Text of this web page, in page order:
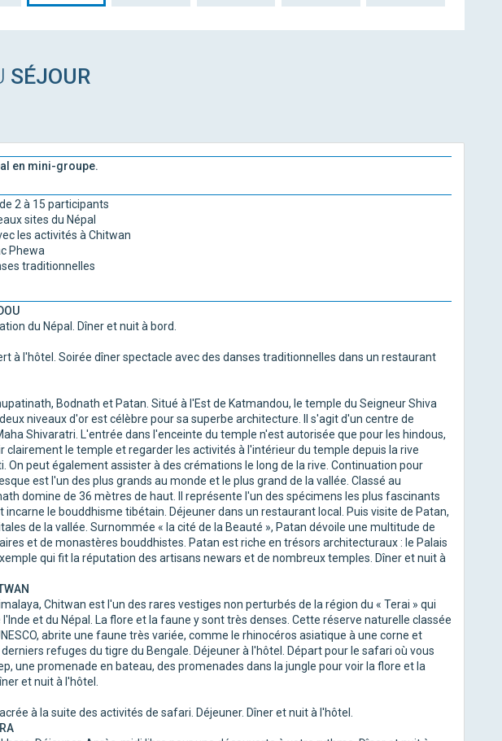
SÉJOUR
en mini-groupe.
2 à 15 participants
sites du Népal
les activités à Chitwan
Phewa
traditionnelles
du Népal. Dîner et nuit à bord.
à l'hôtel. Soirée dîner spectacle avec des danses traditionnelles dans un restaurant
Bodnath et Patan. Situé à l'Est de Katmandou, le temple du Seigneur Shiva
niveaux d'or est célèbre pour sa superbe architecture. Il s'agit d'un centre de
Shivaratri. L'entrée dans l'enceinte du temple n'est autorisée que pour les hindous,
clairement le temple et regarder les activités à l'intérieur du temple depuis la rive
On peut également assister à des crémations le long de la rive. Continuation pour
est l'un des plus grands au monde et le plus grand de la vallée. Classé au
domine de 36 mètres de haut. Il représente l'un des spécimens les plus fascinants
incarne le bouddhisme tibétain. Déjeuner dans un restaurant local. Puis visite de Patan,
de la vallée. Surnommée « la cité de la Beauté », Patan dévoile une multitude de
et de monastères bouddhistes. Patan est riche en trésors architecturaux : le Palais
qui fit la réputation des artisans newars et de nombreux temples. Dîner et nuit à
Chitwan est l'un des rares vestiges non perturbés de la région du « Terai » qui
et du Népal. La flore et la faune y sont très denses. Cette réserve naturelle classée
abrite une faune très variée, comme le rhinocéros asiatique à une corne et
refuges du tigre du Bengale. Déjeuner à l'hôtel. Départ pour le safari où vous
une promenade en bateau, des promenades dans la jungle pour voir la flore et la
et nuit à l'hôtel.
à la suite des activités de safari. Déjeuner. Dîner et nuit à l'hôtel.